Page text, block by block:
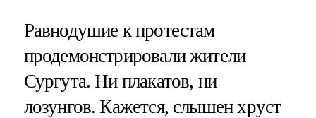
Равнодушие к протестам
продемонстрировали жители
Сургута. Ни плакатов, ни
лозунгов. Кажется, слышен хруст